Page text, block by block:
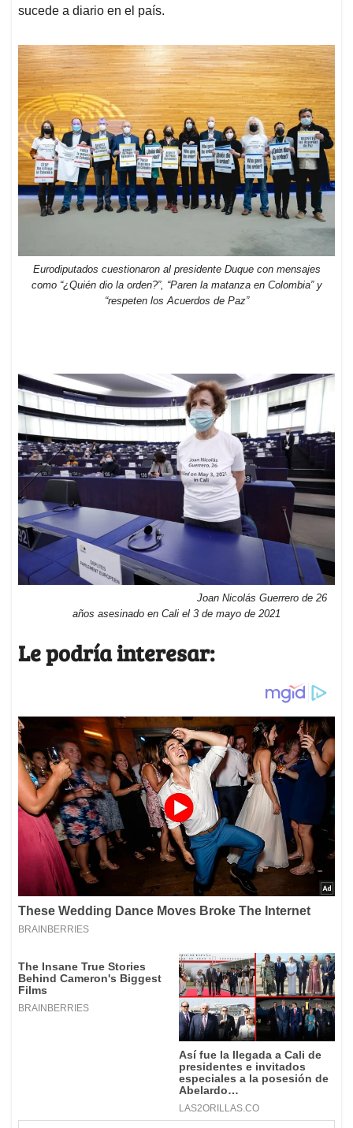
sucede a diario en el país.
Eurodiputados cuestionaron al presidente Duque con mensajes
como “¿Quién dio la orden?”, “Paren la matanza en Colombia” y
“respeten los Acuerdos de Paz”
Joan Nicolás Guerrero de 26
años asesinado en Cali el 3 de mayo de 2021
Le podría interesar: